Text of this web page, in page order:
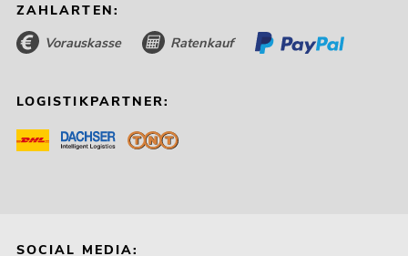
ZAHLARTEN:
Vorauskasse Ratenkauf
LOGISTIKPARTNER:
SOCIAL MEDIA: